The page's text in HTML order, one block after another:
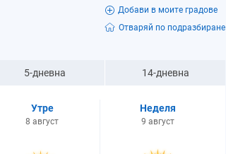
Добави в моите градове
Отваряй по подразбиране
5-дневна 14-дневна
Утре
8 август
Неделя
9 август